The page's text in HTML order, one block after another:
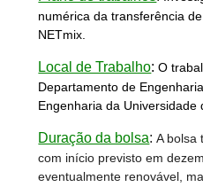
numérica da transferência
NETmix.
Local de Trabalho: O
Departamento de
Engenharia da Universidade
Duração da bolsa: A bolsa
com início previsto em
eventualmente renovável,